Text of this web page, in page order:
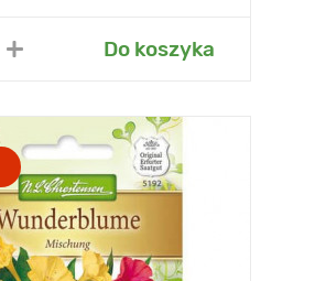
Do koszyka